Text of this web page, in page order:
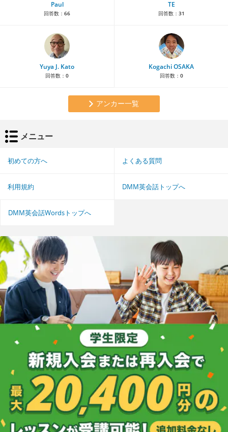
Paul
回答数： 66
TE
回答数： 31
Yuya J. Kato
回答数： 0
Kogachi OSAKA
回答数： 0
アンカー一覧
メニュー
初めての方へ よくある質問
利用規約 DMM英会話トップへ
DMM英会話Wordsトップへ